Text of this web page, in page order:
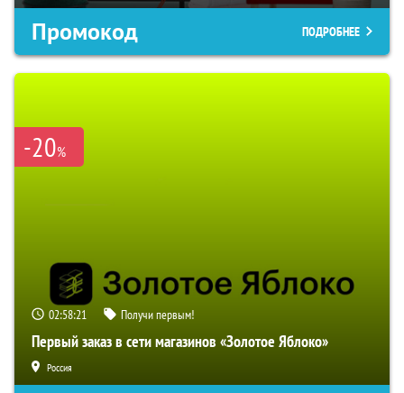
Промокод ПОДРОБНЕЕ
-20%
02:58:20 Получи первым!
Первый заказ в сети магазинов «Золотое Яблоко»
Россия